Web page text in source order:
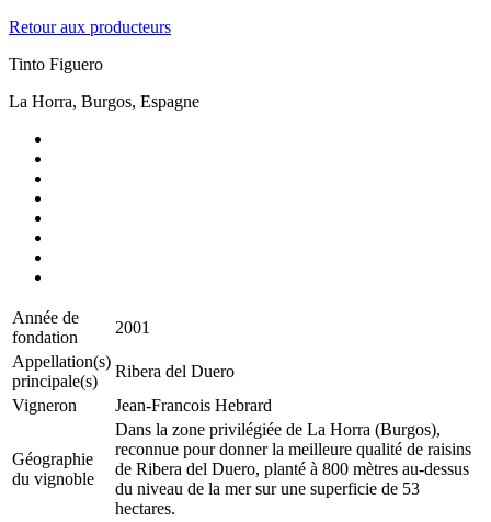
Retour aux producteurs
Tinto Figuero
La Horra, Burgos, Espagne
Année de
fondation
2001
Appellation(s)
principale(s)
Ribera del Duero
Vigneron
Jean-Francois Hebrard
Géographie
du vignoble
Dans la zone privilégiée de La Horra (Burgos),
reconnue pour donner la meilleure qualité de raisins
de Ribera del Duero, planté à 800 mètres au-dessus
du niveau de la mer sur une superficie de 53
hectares.